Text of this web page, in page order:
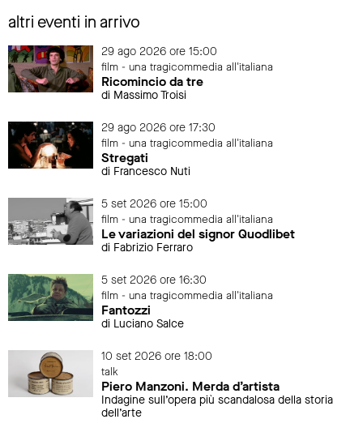
altri eventi in arrivo
29 ago 2026 ore 15:00
film - una tragicommedia all'italiana
Ricomincio da tre
di Massimo Troisi
29 ago 2026 ore 17:30
film - una tragicommedia all'italiana
Stregati
di Francesco Nuti
5 set 2026 ore 15:00
film - una tragicommedia all'italiana
Le variazioni del signor Quodlibet
di Fabrizio Ferraro
5 set 2026 ore 16:30
film - una tragicommedia all'italiana
Fantozzi
di Luciano Salce
10 set 2026 ore 18:00
talk
Piero Manzoni. Merda d’artista
Indagine sull’opera più scandalosa della storia
dell’arte